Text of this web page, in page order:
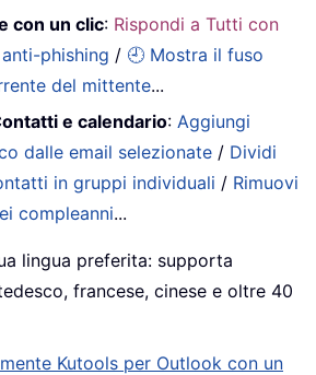
con un clic: Rispondi a Tutti con
phishing / 🕘 Mostra il fuso
del mittente...
e calendario: Aggiungi
dalle email selezionate / Dividi
in gruppi individuali / Rimuovi
compleanni...
lingua preferita: supporta
francese, cinese e oltre 40
Kutools per Outlook con un